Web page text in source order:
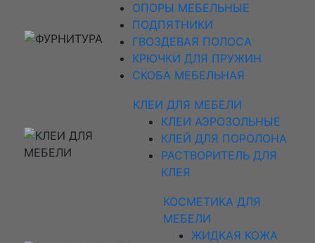
ОПОРЫ МЕБЕЛЬНЫЕ
ПОДПЯТНИКИ
ГВОЗДЕВАЯ ПОЛОСА
КРЮЧКИ ДЛЯ ПРУЖИН
СКОБА МЕБЕЛЬНАЯ
КЛЕИ ДЛЯ МЕБЕЛИ
КЛЕИ АЭРОЗОЛЬНЫЕ
КЛЕЙ ДЛЯ ПОРОЛОНА
РАСТВОРИТЕЛЬ ДЛЯ
КЛЕЯ
КОСМЕТИКА ДЛЯ
МЕБЕЛИ
ЖИДКАЯ КОЖА